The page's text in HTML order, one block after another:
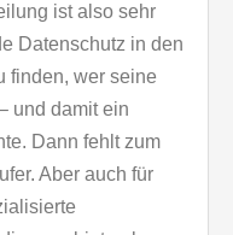
ist also sehr
Datenschutz in den
finden, wer seine
und damit ein
Dann fehlt zum
Aber auch für